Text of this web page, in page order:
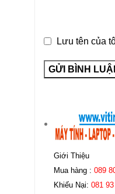
Lưu tên của
Giới Thiệu
Mua hàng : 089
Khiếu Nại: 081